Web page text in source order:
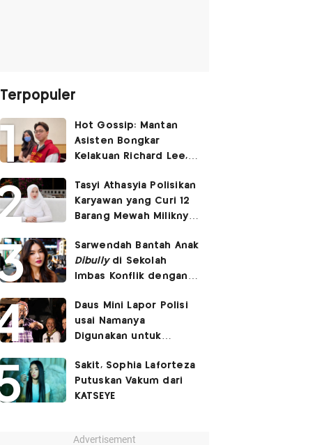
Terpopuler
Hot Gossip: Mantan
Asisten Bongkar
Kelakuan Richard Lee,
Vicky Prasetyo
Tasyi Athasyia Polisikan
Karyawan yang Curi 12
Barang Mewah Miliknya
Sarwendah Bantah Anak
Dibullydi Sekolah
Imbas Konflik dengan
Daus Mini Lapor Polisi
usai Namanya
Digunakan untuk
SARA
Sakit, Sophia Laforteza
Putuskan Vakum dari
KATSEYE
Advertisement